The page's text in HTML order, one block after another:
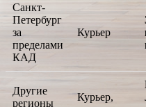
Санкт-
Петербург
за
пределами
КАД
Курьер
Другие
регионы
Курьер,